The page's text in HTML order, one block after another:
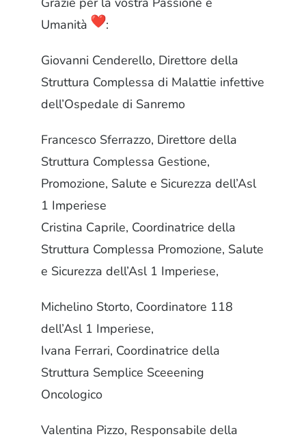
Umanità
:
Giovanni Cenderello, Direttore della
Struttura Complessa di Malattie infettive
dell’Ospedale di Sanremo
Francesco Sferrazzo, Direttore della
Struttura Complessa Gestione,
Promozione, Salute e Sicurezza dell’Asl
1 Imperiese
Cristina Caprile, Coordinatrice della
Struttura Complessa Promozione, Salute
e Sicurezza dell’Asl 1 Imperiese,
Michelino Storto, Coordinatore 118
dell’Asl 1 Imperiese,
Ivana Ferrari, Coordinatrice della
Struttura Semplice Sceeening
Oncologico
Valentina Pizzo, Responsabile della